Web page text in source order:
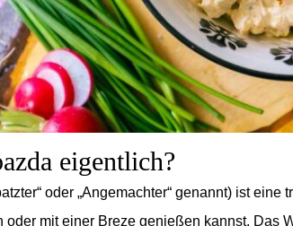
eigentlich?
oder „Angemachter“ genannt) ist
oder mit einer Breze genießen kannst. Das